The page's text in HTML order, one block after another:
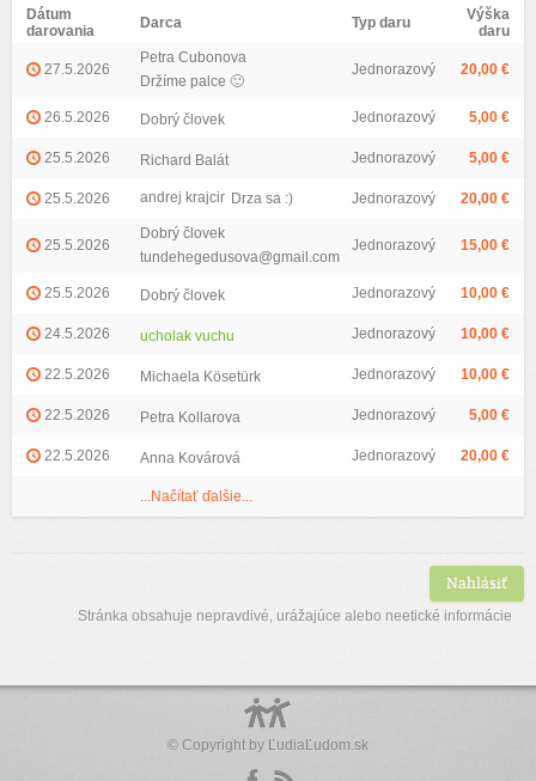
Dátum
darovania
Darca Typ daru
Výška
daru
27.5.2026
Petra Cubonova
Držíme palce 🙂
Jednorazový 20,00 €
26.5.2026 Dobrý človek Jednorazový 5,00 €
25.5.2026 Richard Balát Jednorazový 5,00 €
25.5.2026 andrej krajcir Drza sa :) Jednorazový 20,00 €
25.5.2026
Dobrý človek
tundehegedusova@gmail.com
Jednorazový 15,00 €
25.5.2026 Dobrý človek Jednorazový 10,00 €
24.5.2026 ucholak vuchu Jednorazový 10,00 €
22.5.2026 Michaela Kösetürk Jednorazový 10,00 €
22.5.2026 Petra Kollarova Jednorazový 5,00 €
22.5.2026 Anna Kovárová Jednorazový 20,00 €
...Načítať ďalšie...
Nahlásiť
Stránka obsahuje nepravdivé, urážajúce alebo neetické informácie
© Copyright by ĽudiaĽudom.sk